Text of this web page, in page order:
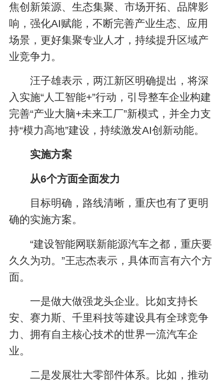
焦创新策源、生态集聚、市场开拓、品牌影
响，强化AI赋能，不断完善产业生态、应用
场景，更好集聚专业人才，持续提升区域产
业竞争力。
汪子雄表示，两江新区明确提出，将深
入实施“人工智能+”行动，引导整车企业构建
完善“产业大脑+未来工厂”新模式，并全力支
持“模力高地”建设，持续激发AI创新动能。
实施方案
从6个方面全面发力
目标明确，路线清晰，重庆也有了更明
确的实施方案。
“建设智能网联新能源汽车之都，重庆要
久久为功。”王志杰表示，具体而言有六个方
面。
一是做大做强龙头企业。比如支持长
安、赛力斯、千里科技等建设具有全球竞争
力、拥有自主核心技术的世界一流汽车企
业。
二是发展壮大零部件体系。比如，推动